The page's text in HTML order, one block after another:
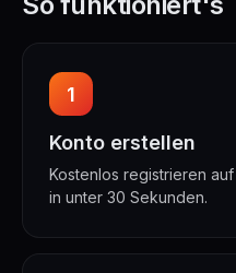
1
Konto erstellen
Kostenlos registrieren
in unter 30 Sekunden.